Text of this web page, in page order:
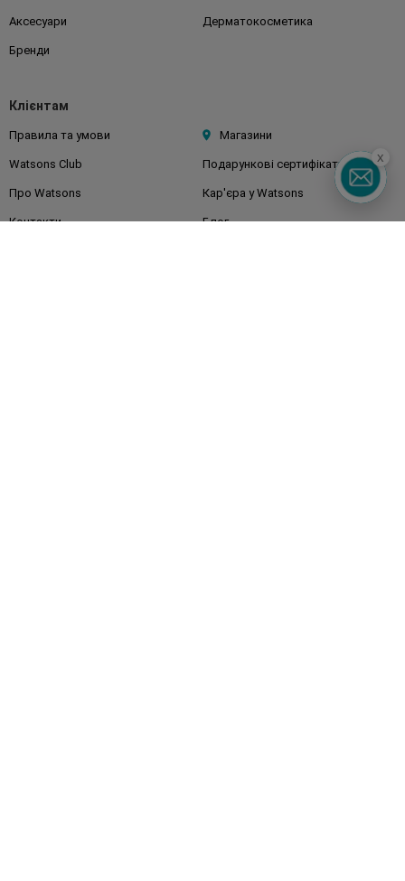
Аксесуари Дерматокосметика
Бренди
Клієнтам
Правила та умови Магазини
Watsons Club Подарункові сертифікати
Про Watsons Кар'єра у Watsons
Контакти Блог
x